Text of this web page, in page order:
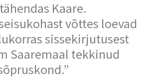
Kaare.
võttes loevad
sissekirjutusest
Saaremaal tekkinud